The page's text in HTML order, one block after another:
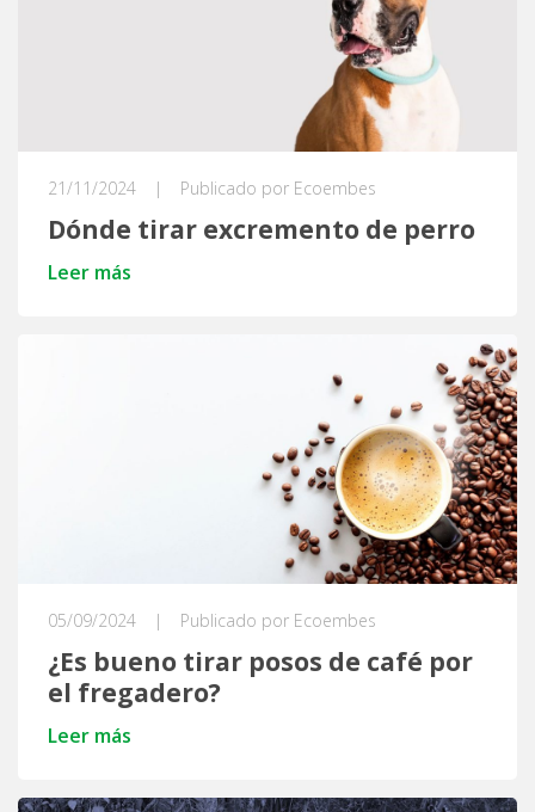
21/11/2024 | Publicado por Ecoembes
Dónde tirar excremento de perro
Leer más
05/09/2024 | Publicado por Ecoembes
¿Es bueno tirar posos de café por
el fregadero?
Leer más